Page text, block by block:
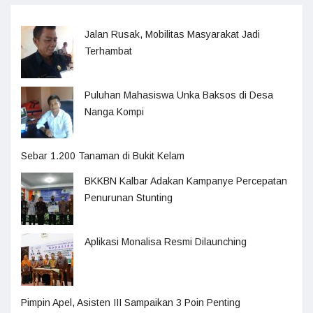
Jalan Rusak, Mobilitas Masyarakat Jadi
Terhambat
Puluhan Mahasiswa Unka Baksos di Desa
Nanga Kompi
Sebar 1.200 Tanaman di Bukit Kelam
BKKBN Kalbar Adakan Kampanye Percepatan
Penurunan Stunting
Aplikasi Monalisa Resmi Dilaunching
Pimpin Apel, Asisten III Sampaikan 3 Poin Penting